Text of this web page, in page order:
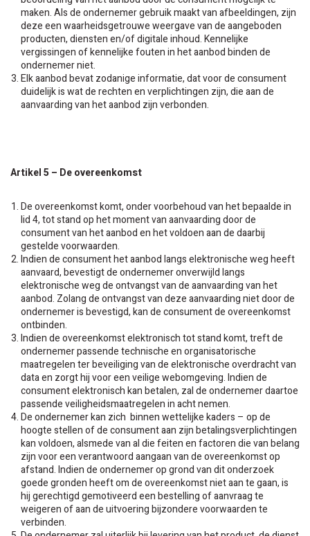
maken. Als de ondernemer gebruik maakt van afbeeldingen, zijn
deze een waarheidsgetrouwe weergave van de aangeboden
producten, diensten en/of digitale inhoud. Kennelijke
vergissingen of kennelijke fouten in het aanbod binden de
ondernemer niet.
Elk aanbod bevat zodanige informatie, dat voor de consument
duidelijk is wat de rechten en verplichtingen zijn, die aan de
aanvaarding van het aanbod zijn verbonden.
Artikel 5 – De overeenkomst
De overeenkomst komt, onder voorbehoud van het bepaalde in
lid 4, tot stand op het moment van aanvaarding door de
consument van het aanbod en het voldoen aan de daarbij
gestelde voorwaarden.
Indien de consument het aanbod langs elektronische weg heeft
aanvaard, bevestigt de ondernemer onverwijld langs
elektronische weg de ontvangst van de aanvaarding van het
aanbod. Zolang de ontvangst van deze aanvaarding niet door de
ondernemer is bevestigd, kan de consument de overeenkomst
ontbinden.
Indien de overeenkomst elektronisch tot stand komt, treft de
ondernemer passende technische en organisatorische
maatregelen ter beveiliging van de elektronische overdracht van
data en zorgt hij voor een veilige webomgeving. Indien de
consument elektronisch kan betalen, zal de ondernemer daartoe
passende veiligheidsmaatregelen in acht nemen.
De ondernemer kan zich binnen wettelijke kaders – op de
hoogte stellen of de consument aan zijn betalingsverplichtingen
kan voldoen, alsmede van al die feiten en factoren die van belang
zijn voor een verantwoord aangaan van de overeenkomst op
afstand. Indien de ondernemer op grond van dit onderzoek
goede gronden heeft om de overeenkomst niet aan te gaan, is
hij gerechtigd gemotiveerd een bestelling of aanvraag te
weigeren of aan de uitvoering bijzondere voorwaarden te
verbinden.